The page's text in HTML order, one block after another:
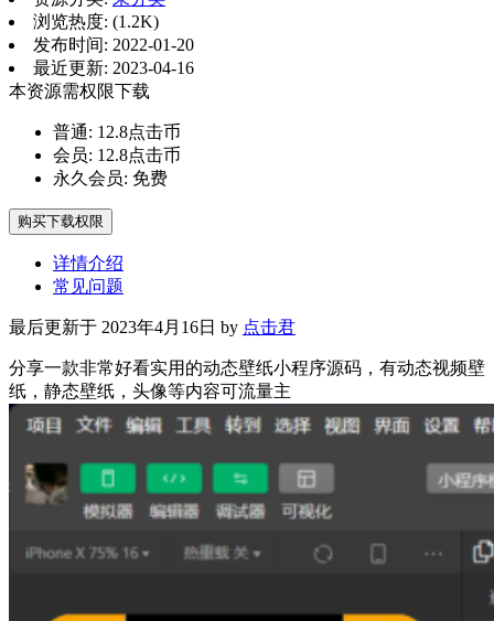
浏览热度: (1.2K)
发布时间: 2022-01-20
最近更新: 2023-04-16
本资源需权限下载
普通: 12.8点击币
会员: 12.8点击币
永久会员: 免费
购买下载权限
详情介绍
常见问题
最后更新于 2023年4月16日 by 点击君
分享一款非常好看实用的动态壁纸小程序源码，有动态视频壁
纸，静态壁纸，头像等内容可流量主